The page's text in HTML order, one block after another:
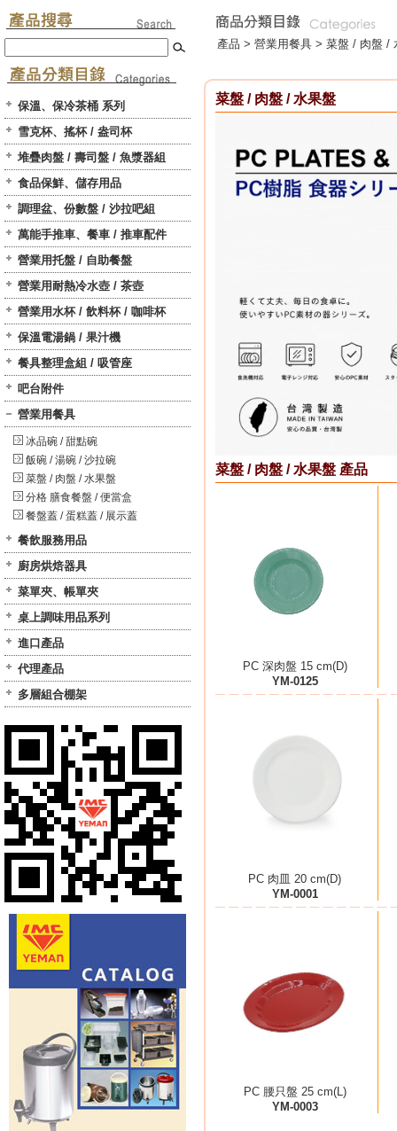
保溫、保冷茶桶 系列
雪克杯、搖杯 / 盎司杯
堆疊肉盤 / 壽司盤 / 魚漿器組
食品保鮮、儲存用品
調理盆、份數盤 / 沙拉吧組
萬能手推車、餐車 / 推車配件
營業用托盤 / 自助餐盤
營業用耐熱冷水壺 / 茶壺
營業用水杯 / 飲料杯 / 咖啡杯
保溫電湯鍋 / 果汁機
餐具整理盒組 / 吸管座
吧台附件
營業用餐具
冰品碗 / 甜點碗
飯碗 / 湯碗 / 沙拉碗
菜盤 / 肉盤 / 水果盤
分格 膳食餐盤 / 便當盒
餐盤蓋 / 蛋糕蓋 / 展示蓋
餐飲服務用品
廚房烘焙器具
菜單夾、帳單夾
桌上調味用品系列
進口產品
代理產品
多層組合棚架
產品 > 營業用餐具 > 菜盤 / 肉盤 /
菜盤 / 肉盤 / 水果盤
菜盤 / 肉盤 / 水果盤 產品
PC 深肉盤 15 cm(D)
YM-0125
PC 肉皿 20 cm(D)
YM-0001
PC 腰只盤 25 cm(L)
YM-0003